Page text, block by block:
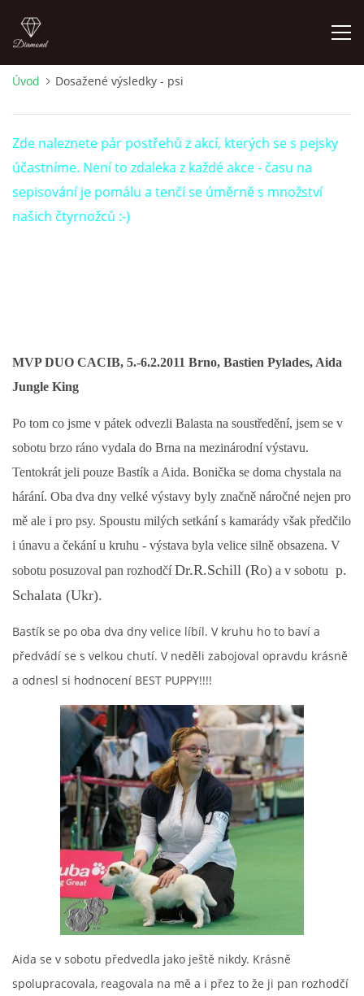
NOVINKY 2026
ŠTĚŇÁTKA NA PODEJ! / PUPPIES FOR SALE !
HISTORIE JACK RUSSELL TERIERA
NAŠI PSI / OUR DOGS
ODCHOVY / LITTERS
KONTAKT
ARCHIV NOVINEK
© 2026 eStránky.cz
Úvod Dosažené výsledky - psi
Zde naleznete pár postřehů z akcí, kterých se s pejsky
účastníme. Není to zdaleka z každé akce - času na
sepisování je pomálu a tenčí se úměrně s množství
našich čtyrnožců :-)
MVP DUO CACIB, 5.-6.2.2011 Brno, Bastien Pylades, Aida
Jungle King
Po tom co jsme v pátek odvezli Balasta na soustředění, jsem se v
sobotu brzo ráno vydala do Brna na mezinárodní výstavu.
Tentokrát jeli pouze Bastík a Aida. Bonička se doma chystala na
hárání. Oba dva dny velké výstavy byly značně náročné nejen pro
mě ale i pro psy. Spoustu milých setkání s kamarády však předčilo
i únavu a čekání u kruhu - výstava byla velice silně obsazena. V
sobotu posuzoval pan rozhodčíDr.R.Schill (Ro) a v sobotu p.
Schalata (Ukr).
Bastík se po oba dva dny velice líbíl. V kruhu ho to baví a
předvádí se s velkou chutí. V neděli zabojoval opravdu krásně
a odnesl si hodnocení BEST PUPPY!!!!
Aida se v sobotu předvedla jako ještě nikdy. Krásně
spolupracovala, reagovala na mě a i přez to že ji pan rozhodčí